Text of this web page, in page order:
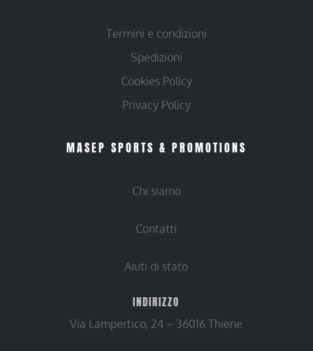
Termini e condizioni
Spedizioni
Cookies Policy
Privacy Policy
MASEP SPORTS & PROMOTIONS
Chi siamo
Contatti
Aiuti di stato
INDIRIZZO
Via Lampertico, 24 – 36016 Thiene